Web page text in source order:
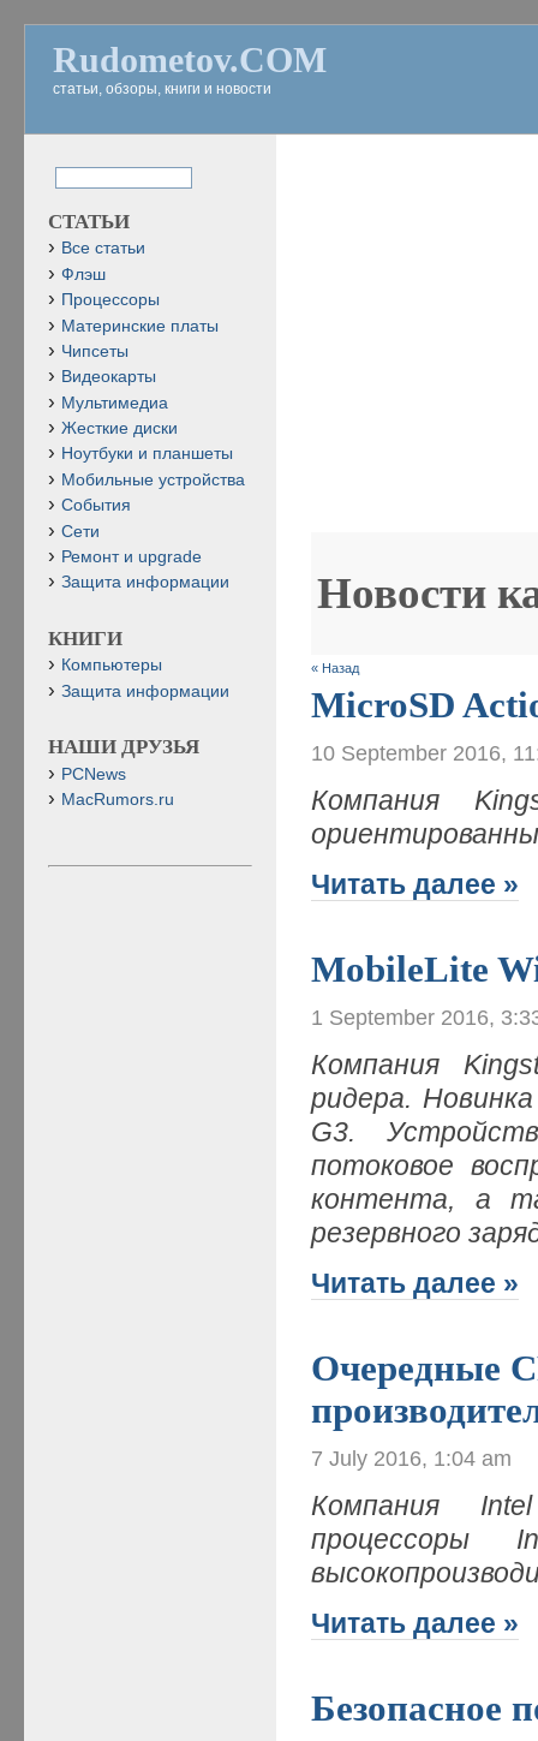
Rudometov.COM
статьи, обзоры, книги и новости
Новости
« Назад
MicroSD
10 September 2016,
Компания
Читать далее »
MobileLite
1 September 2016,
Компания
ридера.
G3.
потоковое
контента, а
резервного
Читать далее »
Очередные
7 July 2016, 1:04 am
Компания
процессоры
Читать далее »
Безопасное
СТАТЬИ
Все статьи
Флэш
Процессоры
Материнские платы
Чипсеты
Видеокарты
Мультимедиа
Жесткие диски
Ноутбуки и планшеты
Мобильные устройства
События
Сети
Ремонт и upgrade
Защита информации
КНИГИ
Компьютеры
Защита информации
НАШИ ДРУЗЬЯ
PCNews
MacRumors.ru